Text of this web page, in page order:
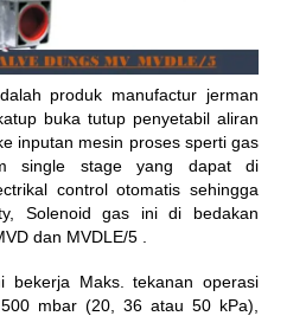
produk manufactur jerman
buka tutup penyetabil aliran
inputan mesin proses sperti gas
single stage yang dapat di
control otomatis sehingga
Solenoid gas ini di bedakan
dan MVDLE/5 .
bekerja Maks. tekanan operasi
mbar (20, 36 atau 50 kPa),